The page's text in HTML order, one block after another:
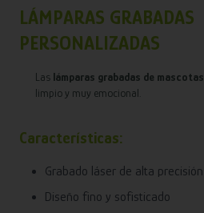
LÁMPARAS GRABADAS
PERSONALIZADAS
Las lámparas grabadas de mascotas
limpio y muy emocional.
Características:
Grabado láser de alta precisión
Diseño fino y sofisticado